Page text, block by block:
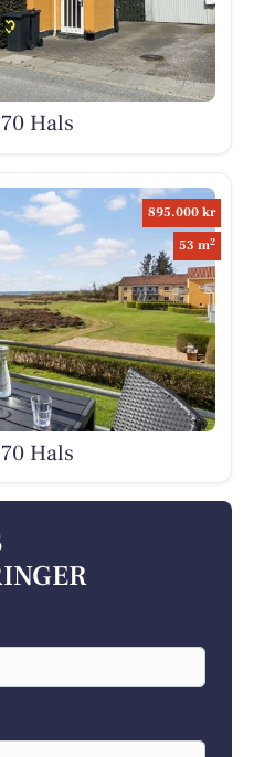
Hals
895.000 kr
53 m2
Hals